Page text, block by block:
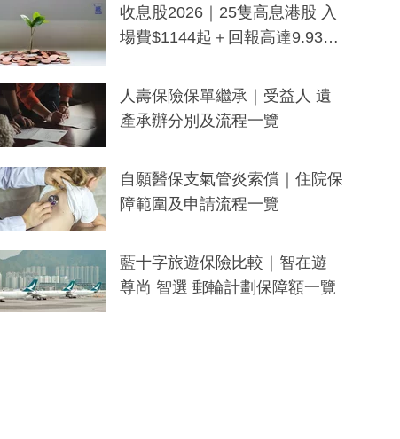
收息股2026｜25隻高息港股 入
場費$1144起＋回報高達9.93
人壽保險保單繼承｜受益人 遺
產承辦分別及流程一覽
自願醫保支氣管炎索償｜住院保
障範圍及申請流程一覽
藍十字旅遊保險比較｜智在遊
尊尚 智選 郵輪計劃保障額一覽